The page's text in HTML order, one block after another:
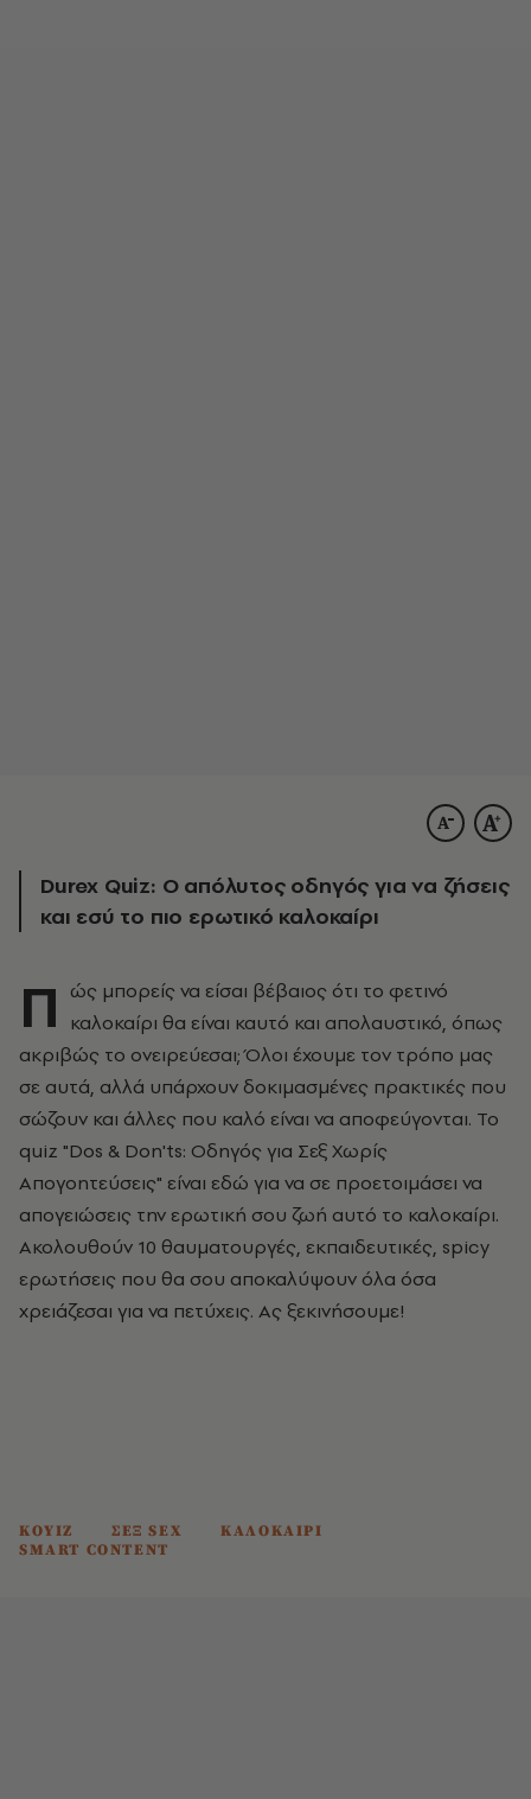
Durex Quiz: Ο απόλυτος οδηγός για να ζήσεις
και εσύ το πιο ερωτικό καλοκαίρι
Π ώς μπορείς να είσαι βέβαιος ότι το φετινό
καλοκαίρι θα είναι καυτό και απολαυστικό, όπως
ακριβώς το ονειρεύεσαι; Όλοι έχουμε τον τρόπο μας
σε αυτά, αλλά υπάρχουν δοκιμασμένες πρακτικές που
σώζουν και άλλες που καλό είναι να αποφεύγονται. Το
quiz "Dos & Don'ts: Οδηγός για Σεξ Χωρίς
Απογοητεύσεις" είναι εδώ για να σε προετοιμάσει να
απογειώσεις την ερωτική σου ζωή αυτό το καλοκαίρι.
Ακολουθούν 10 θαυματουργές, εκπαιδευτικές, spicy
ερωτήσεις που θα σου αποκαλύψουν όλα όσα
χρειάζεσαι για να πετύχεις. Ας ξεκινήσουμε!
ΚΟΥΙΖ ΣΕΞ SEX
ΚΑΛΟΚΑΙΡΙ
SMART CONTENT